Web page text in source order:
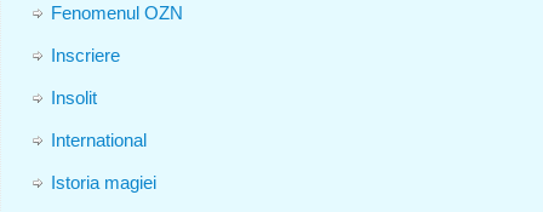
Fenomenul OZN
Inscriere
Insolit
International
Istoria magiei